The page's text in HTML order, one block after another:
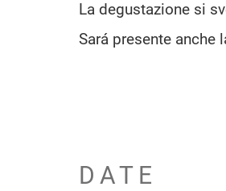
La degustazione si
Sará presente anche
DATE